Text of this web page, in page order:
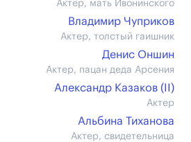
Актер, мать Ивонинского
Владимир Чуприков
Актер, толстый гаишник
Денис Оншин
Актер, пацан деда Арсения
Александр Казаков (II)
Актер
Альбина Тиханова
Актер, свидетельница